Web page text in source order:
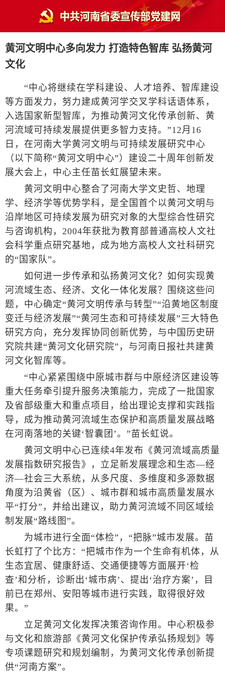
黄河文明中心多向发力 打造特色智库 弘扬黄河
文化
“中心将继续在学科建设、人才培养、智库建设
等方面发力，努力建成黄河学交叉学科话语体系，
入选国家新型智库，为推动黄河文化传承创新、黄
河流域可持续发展提供更多智力支持。”12月16
日，在河南大学黄河文明与可持续发展研究中心
（以下简称“黄河文明中心”）建设二十周年创新发
展大会上，中心主任苗长虹展望未来。
黄河文明中心整合了河南大学文史哲、地理
学、经济学等优势学科，是全国首个以黄河文明与
沿岸地区可持续发展为研究对象的大型综合性研究
与咨询机构，2004年获批为教育部普通高校人文社
会科学重点研究基地，成为地方高校人文社科研究
的“国家队”。
如何进一步传承和弘扬黄河文化？如何实现黄
河流域生态、经济、文化一体化发展？围绕这些问
题，中心确定“黄河文明传承与转型”“沿黄地区制度
变迁与经济发展”“黄河生态和可持续发展”三大特色
研究方向，充分发挥协同创新优势，与中国历史研
究院共建“黄河文化研究院”，与河南日报社共建黄
河文化智库等。
“中心紧紧围绕中原城市群与中原经济区建设等
重大任务牵引提升服务决策能力，完成了一批国家
及省部级重大和重点项目，给出理论支撑和实践指
导，成为推动黄河流域生态保护和高质量发展战略
在河南落地的关键‘智囊团’。”苗长虹说。
黄河文明中心已连续4年发布《黄河流域高质量
发展指数研究报告》，立足新发展理念和生态—经
济—社会三大系统，从多尺度、多维度和多源数据
角度为沿黄省（区）、城市群和城市高质量发展水
平“打分”，并给出建议，助力黄河流域不同区域绘
制发展“路线图”。
为城市进行全面“体检”，“把脉”城市发展。苗
长虹打了个比方：“把城市作为一个生命有机体，从
生态宜居、健康舒适、交通便捷等方面展开‘检
查’和分析，诊断出‘城市病’、提出‘治疗方案’，目
前已在郑州、安阳等城市进行实践，取得很好效
果。”
立足黄河文化发挥决策咨询作用。中心积极参
与文化和旅游部《黄河文化保护传承弘扬规划》等
专项课题研究和规划编制，为黄河文化传承创新提
供“河南方案”。